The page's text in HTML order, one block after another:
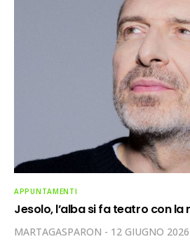
APPUNTAMENTI
Jesolo, l’alba si fa teatro con la
MARTAGASPARON 12 GIUGNO 2026